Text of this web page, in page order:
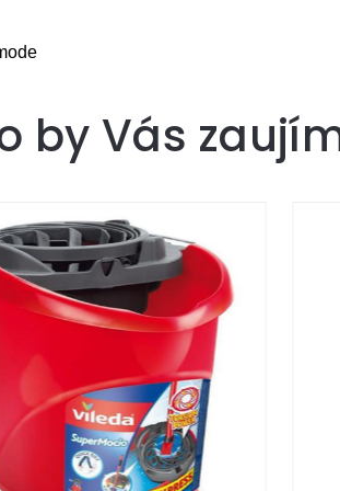
by Vás